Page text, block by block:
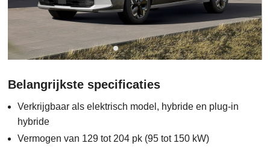
Belangrijkste specificaties
Verkrijgbaar als elektrisch model, hybride en plug-in
hybride
Vermogen van 129 tot 204 pk (95 tot 150 kW)